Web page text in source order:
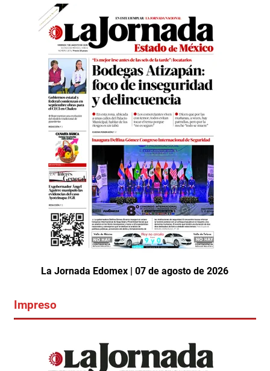
La Jornada Edomex | 07 de agosto de 2026
Impreso